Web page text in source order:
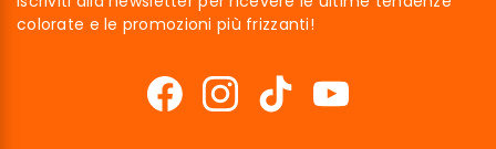
colorate e le promozioni più frizzanti!